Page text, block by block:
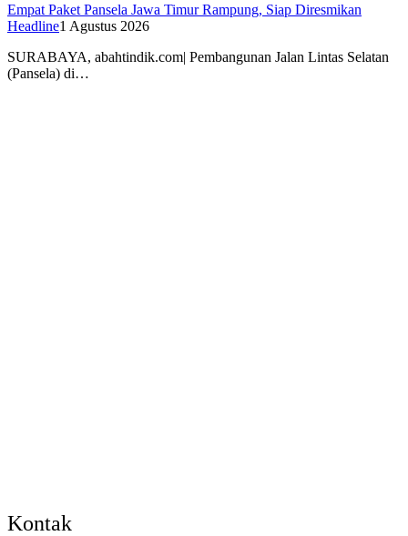
Empat Paket Pansela Jawa Timur Rampung, Siap Diresmikan
Headline1 Agustus 2026
SURABAYA, abahtindik.com| Pembangunan Jalan Lintas Selatan
(Pansela) di…
Kontak